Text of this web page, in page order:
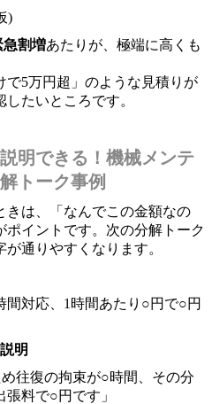
)
急割増あたりが、極端に高くも
で5万円超」のような見積りが
たいところです。
明できる！機械メンテ
トーク事例
きは、「なんでこの金額なの
イントです。次の分解トーク
通りやすくなります。
間対応、1時間あたり○円で○円
明
め往復の拘束が○時間、その分
料で○円です」